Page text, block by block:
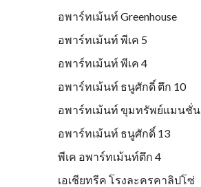
อพาร์ทเม้นท์ Greenhouse
อพาร์ทเม้นท์ พีเค 5
อพาร์ทเม้นท์ พีเค 4
อพาร์ทเม้นท์ ธนูศักดิ์ ตึก 10
อพาร์ทเม้นท์ ขุมทรัพย์แมนชั่น
อพาร์ทเม้นท์ ธนูศักดิ์ 13
พีเค อพาร์ทเม้นท์ตึก 4
เอเชียทรีค โรงละครคาลิปโซ่